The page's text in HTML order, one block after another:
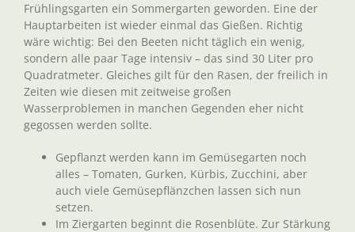
Frühlingsgarten ein Sommergarten geworden. Eine der
Hauptarbeiten ist wieder einmal das Gießen. Richtig
wäre wichtig: Bei den Beeten nicht täglich ein wenig,
sondern alle paar Tage intensiv – das sind 30 Liter pro
Quadratmeter. Gleiches gilt für den Rasen, der freilich in
Zeiten wie diesen mit zeitweise großen
Wasserproblemen in manchen Gegenden eher nicht
gegossen werden sollte.
Gepflanzt werden kann im Gemüsegarten noch
alles – Tomaten, Gurken, Kürbis, Zucchini, aber
auch viele Gemüsepflänzchen lassen sich nun
setzen.
Im Ziergarten beginnt die Rosenblüte. Zur Stärkung